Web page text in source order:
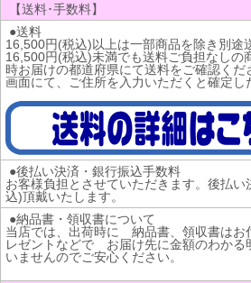
【送料･手数料】
●送料
16,500円(税込)以上は一部商品を除き別途
16,500円(税込)未満でも送料ご負担なしの
時お届けの都道府県にて送料をご確認くだ
画面にて、ご住所を入力いただくと確定し
●後払い決済・銀行振込手数料
お客様負担とさせていただきます。後払
込)頂戴いたします。
●納品書・領収書について
当店では、出荷時に 納品書、領収書はお
レゼントなどで お届け先に金額のわかる
いませんのでご安心ください。